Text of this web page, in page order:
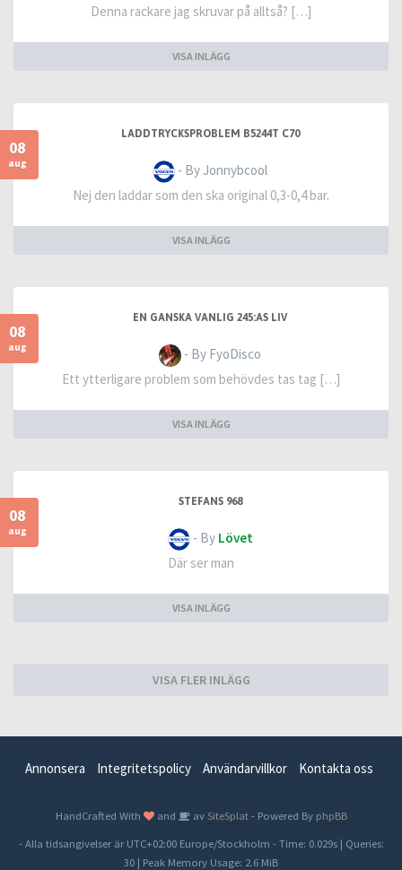
Denna rackare jag skruvar på alltså? […]
VISA INLÄGG
08
aug
LADDTRYCKSPROBLEM B5244T C70
- By Jonnybcool
Nej den laddar som den ska original 0,3-0,4 bar.
VISA INLÄGG
08
aug
EN GANSKA VANLIG 245:AS LIV
- By FyoDisco
Ett ytterligare problem som behövdes tas tag […]
VISA INLÄGG
08
aug
STEFANS 968
- By Lövet
Där ser man
VISA INLÄGG
VISA FLER INLÄGG
Annonsera Integritetspolicy Användarvillkor Kontakta oss
HandCrafted With and avSiteSplat- Powered By phpBB
- Alla tidsangivelser är UTC+02:00 Europe/Stockholm - Time: 0.029s| Queries:
30 | Peak Memory Usage: 2.6 MiB